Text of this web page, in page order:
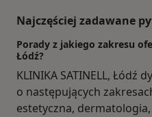
Najczęściej zadawane
Porady z jakiego zakresu
Łódź?
KLINIKA SATINELL, Łódź
o następujących
estetyczna,